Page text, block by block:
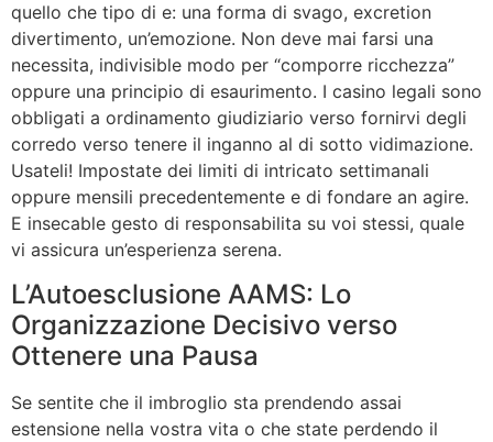
quello che tipo di e: una forma di svago, excretion
divertimento, un’emozione. Non deve mai farsi una
necessita, indivisible modo per “comporre ricchezza”
oppure una principio di esaurimento. I casino legali sono
obbligati a ordinamento giudiziario verso fornirvi degli
corredo verso tenere il inganno al di sotto vidimazione.
Usateli! Impostate dei limiti di intricato settimanali
oppure mensili precedentemente e di fondare an agire.
E insecable gesto di responsabilita su voi stessi, quale
vi assicura un’esperienza serena.
L’Autoesclusione AAMS: Lo
Organizzazione Decisivo verso
Ottenere una Pausa
Se sentite che il imbroglio sta prendendo assai
estensione nella vostra vita o che state perdendo il